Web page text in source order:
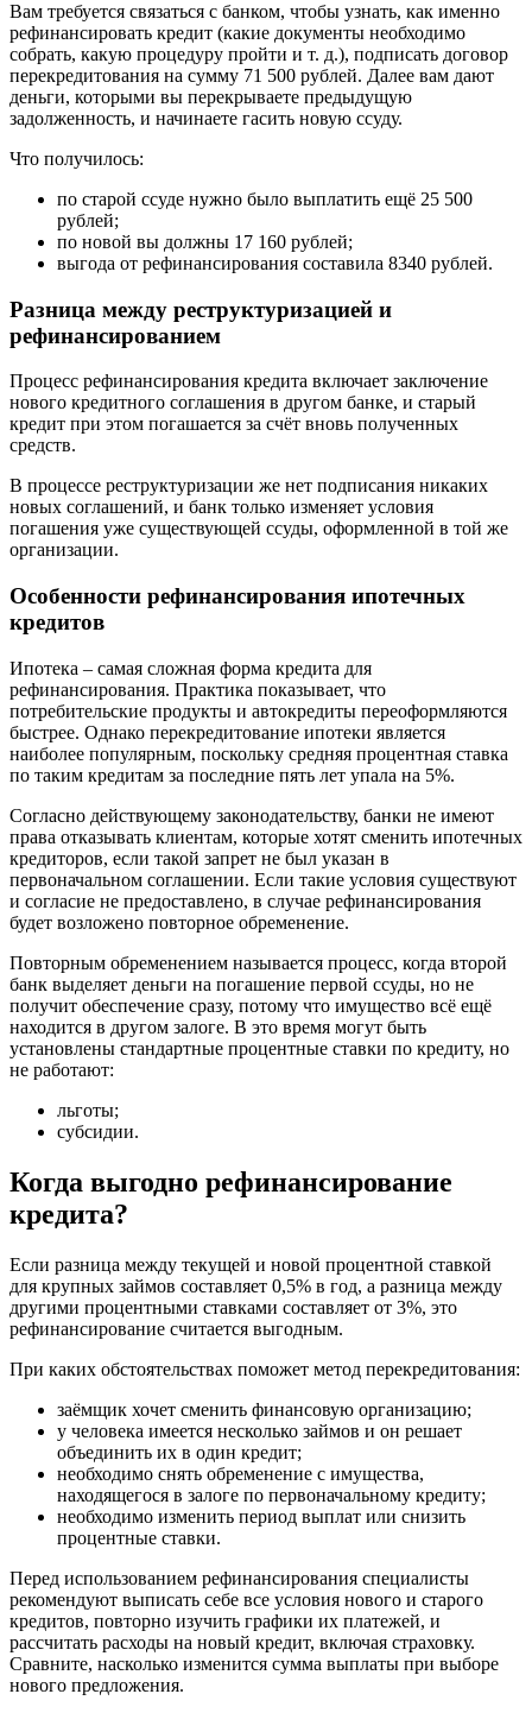
Вам требуется связаться с банком, чтобы узнать, как именно
рефинансировать кредит (какие документы необходимо
собрать, какую процедуру пройти и т. д.), подписать договор
перекредитования на сумму 71 500 рублей. Далее вам дают
деньги, которыми вы перекрываете предыдущую
задолженность, и начинаете гасить новую ссуду.
Что получилось:
по старой ссуде нужно было выплатить ещё 25 500
рублей;
по новой вы должны 17 160 рублей;
выгода от рефинансирования составила 8340 рублей.
Разница между реструктуризацией и
рефинансированием
Процесс рефинансирования кредита включает заключение
нового кредитного соглашения в другом банке, и старый
кредит при этом погашается за счёт вновь полученных
средств.
В процессе реструктуризации же нет подписания никаких
новых соглашений, и банк только изменяет условия
погашения уже существующей ссуды, оформленной в той же
организации.
Особенности рефинансирования ипотечных
кредитов
Ипотека – самая сложная форма кредита для
рефинансирования. Практика показывает, что
потребительские продукты и автокредиты переоформляются
быстрее. Однако перекредитование ипотеки является
наиболее популярным, поскольку средняя процентная ставка
по таким кредитам за последние пять лет упала на 5%.
Согласно действующему законодательству, банки не имеют
права отказывать клиентам, которые хотят сменить ипотечных
кредиторов, если такой запрет не был указан в
первоначальном соглашении. Если такие условия существуют
и согласие не предоставлено, в случае рефинансирования
будет возложено повторное обременение.
Повторным обременением называется процесс, когда второй
банк выделяет деньги на погашение первой ссуды, но не
получит обеспечение сразу, потому что имущество всё ещё
находится в другом залоге. В это время могут быть
установлены стандартные процентные ставки по кредиту, но
не работают:
льготы;
субсидии.
Когда выгодно рефинансирование
кредита?
Если разница между текущей и новой процентной ставкой
для крупных займов составляет 0,5% в год, а разница между
другими процентными ставками составляет от 3%, это
рефинансирование считается выгодным.
При каких обстоятельствах поможет метод перекредитования:
заёмщик хочет сменить финансовую организацию;
у человека имеется несколько займов и он решает
объединить их в один кредит;
необходимо снять обременение с имущества,
находящегося в залоге по первоначальному кредиту;
необходимо изменить период выплат или снизить
процентные ставки.
Перед использованием рефинансирования специалисты
рекомендуют выписать себе все условия нового и старого
кредитов, повторно изучить графики их платежей, и
рассчитать расходы на новый кредит, включая страховку.
Сравните, насколько изменится сумма выплаты при выборе
нового предложения.